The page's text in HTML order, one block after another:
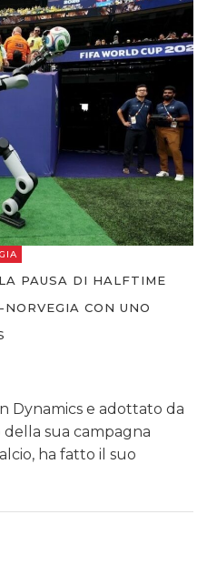
PAUSA DI HALFTIME
CON UNO
Dynamics e adottato da
sua campagna
ha fatto il suo